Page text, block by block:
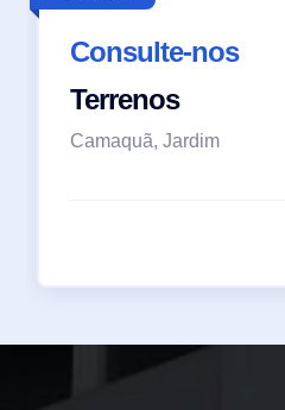
Consulte-nos
Terrenos
Camaquã, Jardim